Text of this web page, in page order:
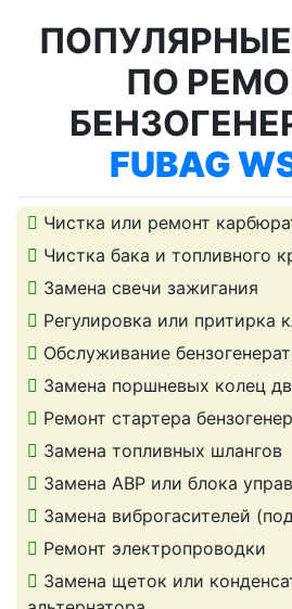
ПО
FUBAG
Чистка или ремонт
Чистка бака и топливного
Замена свечи зажигания
Регулировка или притирка
Обслуживание
Замена поршневых колец
Ремонт стартера
Замена топливных шлангов
Замена АВР или блока
Замена виброгасителей
Ремонт электропроводки
Замена щеток или